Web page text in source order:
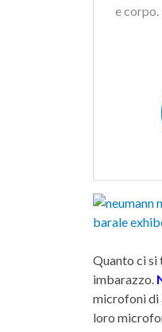
e corpo.
Quanto ci si
imbarazzo.
microfoni di
loro